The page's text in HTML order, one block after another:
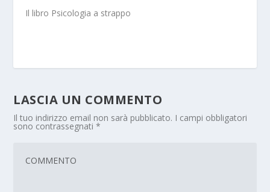
Il libro Psicologia a strappo
LASCIA UN COMMENTO
Il tuo indirizzo email non sarà pubblicato. I campi obbligatori
sono contrassegnati*